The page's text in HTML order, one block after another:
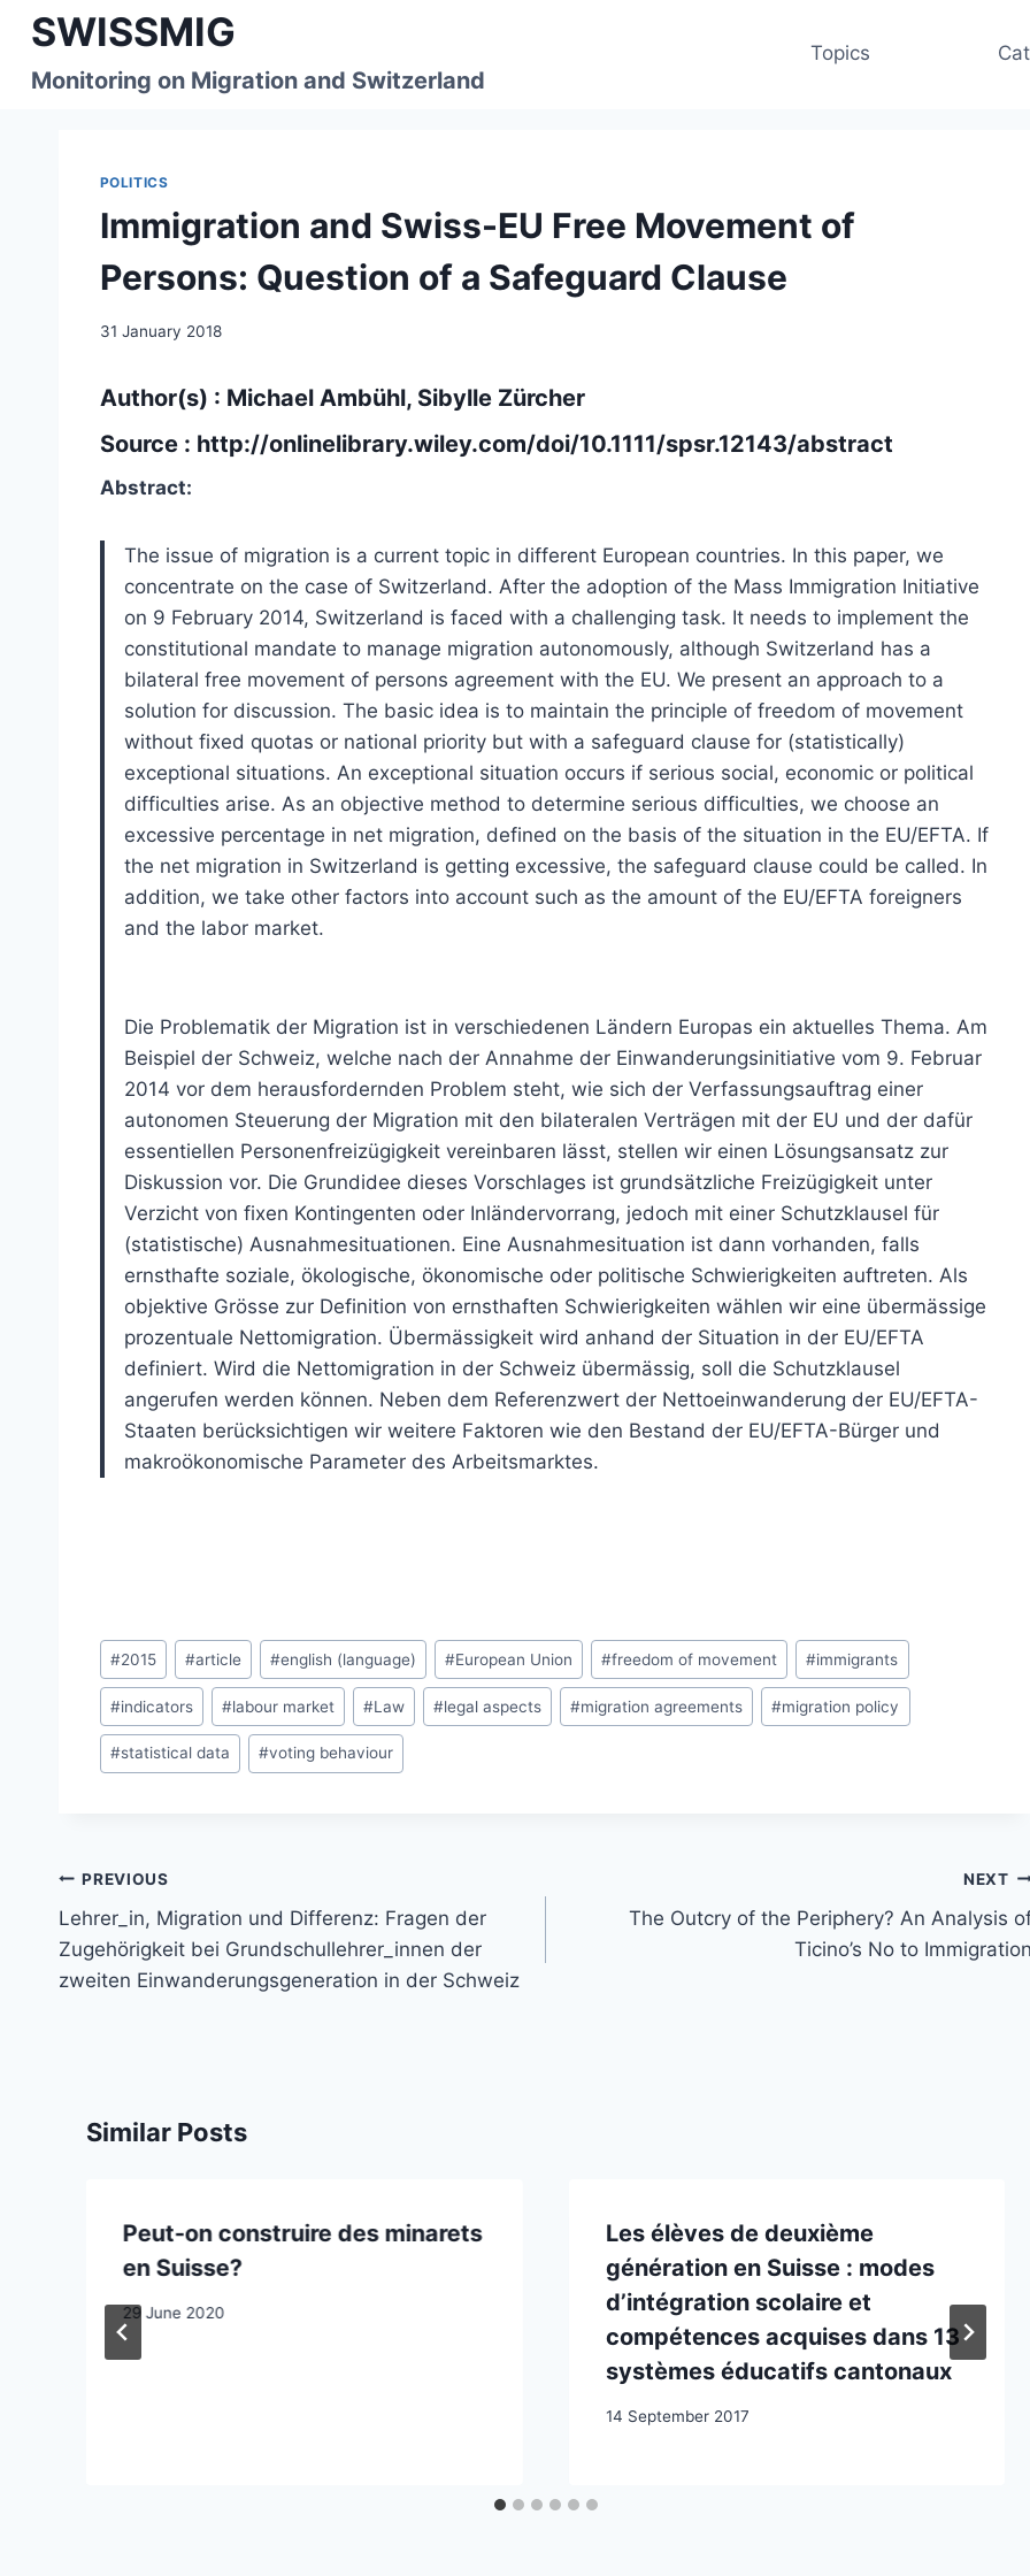
Skip
content
SWISSMIG
Monitoring on Migration and Switzerland
Topics
POLITICS
Immigration and Swiss-EU Free Movement of
Persons: Question of a Safeguard Clause
31 January 2018
Author(s) : Michael Ambühl, Sibylle Zürcher
Source : http://onlinelibrary.wiley.com/doi/10.1111/spsr.12143/abstract
Abstract:
The issue of migration is a current topic in different European countries. In this paper, we
concentrate on the case of Switzerland. After the adoption of the Mass Immigration Initiative
on 9 February 2014, Switzerland is faced with a challenging task. It needs to implement the
constitutional mandate to manage migration autonomously, although Switzerland has a
bilateral free movement of persons agreement with the EU. We present an approach to a
solution for discussion. The basic idea is to maintain the principle of freedom of movement
without fixed quotas or national priority but with a safeguard clause for (statistically)
exceptional situations. An exceptional situation occurs if serious social, economic or political
difficulties arise. As an objective method to determine serious difficulties, we choose an
excessive percentage in net migration, defined on the basis of the situation in the EU/EFTA. If
the net migration in Switzerland is getting excessive, the safeguard clause could be called. In
addition, we take other factors into account such as the amount of the EU/EFTA foreigners
and the labor market.
Die Problematik der Migration ist in verschiedenen Ländern Europas ein aktuelles Thema. Am
Beispiel der Schweiz, welche nach der Annahme der Einwanderungsinitiative vom 9. Februar
2014 vor dem herausfordernden Problem steht, wie sich der Verfassungsauftrag einer
autonomen Steuerung der Migration mit den bilateralen Verträgen mit der EU und der dafür
essentiellen Personenfreizügigkeit vereinbaren lässt, stellen wir einen Lösungsansatz zur
Diskussion vor. Die Grundidee dieses Vorschlages ist grundsätzliche Freizügigkeit unter
Verzicht von fixen Kontingenten oder Inländervorrang, jedoch mit einer Schutzklausel für
(statistische) Ausnahmesituationen. Eine Ausnahmesituation ist dann vorhanden, falls
ernsthafte soziale, ökologische, ökonomische oder politische Schwierigkeiten auftreten. Als
objektive Grösse zur Definition von ernsthaften Schwierigkeiten wählen wir eine übermässige
prozentuale Nettomigration. Übermässigkeit wird anhand der Situation in der EU/EFTA
definiert. Wird die Nettomigration in der Schweiz übermässig, soll die Schutzklausel
angerufen werden können. Neben dem Referenzwert der Nettoeinwanderung der EU/EFTA-
Staaten berücksichtigen wir weitere Faktoren wie den Bestand der EU/EFTA-Bürger und
makroökonomische Parameter des Arbeitsmarktes.
Post
Tags:
#2015 #article #english (language) #European Union #freedom of movement #immigrants
#indicators #labour market #Law #legal aspects #migration agreements #migration policy
#statistical data #voting behaviour
Post
navigation
PREVIOUS
Lehrer_in, Migration und Differenz: Fragen der
Zugehörigkeit bei Grundschullehrer_innen der
zweiten Einwanderungsgeneration in der Schweiz
NEXT
The Outcry of the Periphery? An Analysis
Ticino’s No to
Similar Posts
Peut-on construire des minarets
en Suisse?
29 June 2020
Les élèves de deuxième
génération en Suisse : modes
d’intégration scolaire et
compétences acquises dans 13
systèmes éducatifs cantonaux
14 September 2017